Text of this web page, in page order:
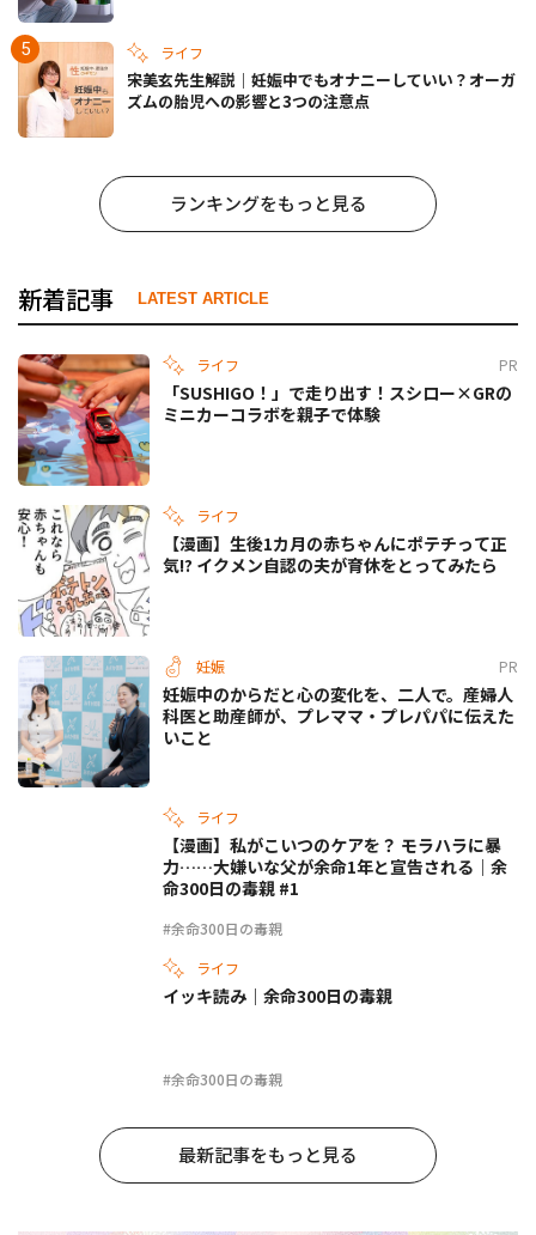
ライフ
宋美玄先生解説｜妊娠中でもオナニーしていい？オーガ
ズムの胎児への影響と3つの注意点
ランキングをもっと見る
新着記事 LATEST ARTICLE
ライフ PR
「SUSHIGO！」で走り出す！スシロー×GRの
ミニカーコラボを親子で体験
ライフ
【漫画】生後1カ月の赤ちゃんにポテチって正
気!? イクメン自認の夫が育休をとってみたら
妊娠 PR
妊娠中のからだと心の変化を、二人で。産婦人
科医と助産師が、プレママ・プレパパに伝えた
いこと
ライフ
#余命300日の毒親
【漫画】私がこいつのケアを？ モラハラに暴
力……大嫌いな父が余命1年と宣告される｜余
命300日の毒親 #1
ライフ
#余命300日の毒親
イッキ読み｜余命300日の毒親
最新記事をもっと見る